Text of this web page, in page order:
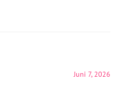
Juni 7, 2026